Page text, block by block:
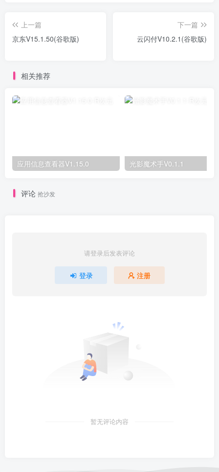
上一篇
京东V15.1.50(谷歌版)
下一篇
云闪付V10.2.1(谷歌版)
相关推荐
应用信息查看器V1.15.0 光影魔术手V0.1.1
评论 抢沙发
请登录后发表评论
登录 注册
暂无评论内容